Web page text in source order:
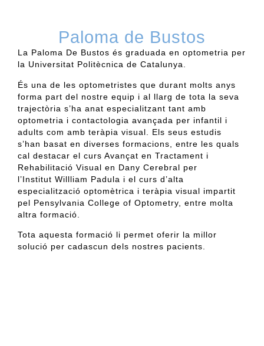
Paloma de Bustos
La Paloma De Bustos és graduada en optometria per
la Universitat Politècnica de Catalunya.
És una de les optometristes que durant molts anys
forma part del nostre equip i al llarg de tota la seva
trajectòria s’ha anat especialitzant tant amb
optometria i contactologia avançada per infantil i
adults com amb teràpia visual. Els seus estudis
s’han basat en diverses formacions, entre les quals
cal destacar el curs Avançat en Tractament i
Rehabilitació Visual en Dany Cerebral per
l’Institut Willliam Padula i el curs d’alta
especialització optomètrica i teràpia visual impartit
pel Pensylvania College of Optometry, entre molta
altra formació.
Tota aquesta formació li permet oferir la millor
solució per cadascun dels nostres pacients.